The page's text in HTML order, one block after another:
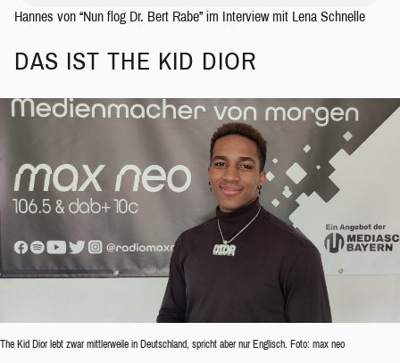
Hannes von “Nun flog Dr. Bert Rabe” im Interview mit Lena Schnelle
DAS IST THE KID DIOR
The Kid Dior lebt zwar mittlerweile in Deutschland, spricht aber nur Englisch. Foto: max neo